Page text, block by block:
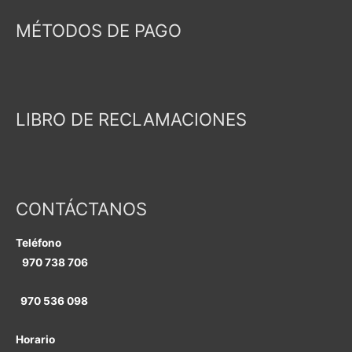
MÉTODOS DE PAGO
LIBRO DE RECLAMACIONES
CONTÁCTANOS
Teléfono
970 738 706
970 536 098
Horario